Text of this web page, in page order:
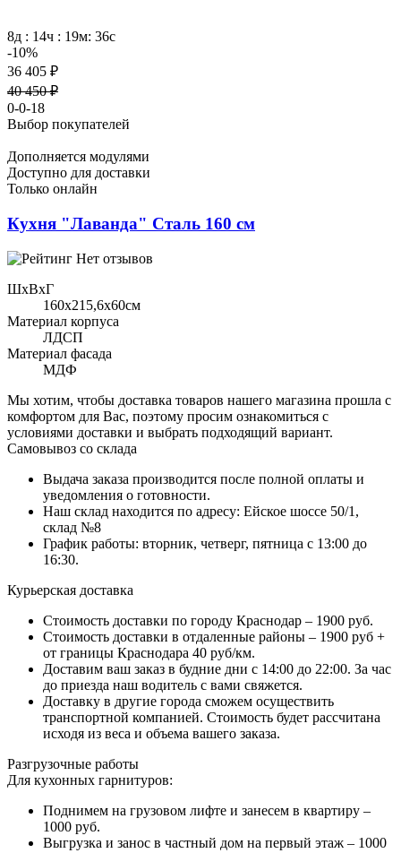
8д : 14ч : 19м: 36с
-10%
36 405 ₽
40 450 ₽
0-0-18
Выбор покупателей
Дополняется модулями
Доступно для доставки
Только онлайн
Кухня "Лаванда" Сталь 160 см
Нет отзывов
ШхВхГ
160x215,6х60см
Материал корпуса
ЛДСП
Материал фасада
МДФ
Мы хотим, чтобы доставка товаров нашего магазина прошла с
комфортом для Вас, поэтому просим ознакомиться с
условиями доставки и выбрать подходящий вариант.
Самовывоз со склада
Выдача заказа производится после полной оплаты и
уведомления о готовности.
Наш склад находится по адресу: Ейское шоссе 50/1,
склад №8
График работы: вторник, четверг, пятница с 13:00 до
16:30.
Курьерская доставка
Стоимость доставки по городу Краснодар – 1900 руб.
Стоимость доставки в отдаленные районы – 1900 руб +
от границы Краснодара 40 руб/км.
Доставим ваш заказ в будние дни с 14:00 до 22:00. За час
до приезда наш водитель с вами свяжется.
Доставку в другие города сможем осуществить
транспортной компанией. Стоимость будет рассчитана
исходя из веса и объема вашего заказа.
Разгрузочные работы
Для кухонных гарнитуров:
Поднимем на грузовом лифте и занесем в квартиру –
1000 руб.
Выгрузка и занос в частный дом на первый этаж – 1000